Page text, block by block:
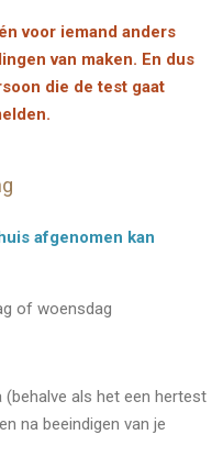
voor iemand anders
van maken. En dus
die de test gaat
afgenomen kan
of woensdag
(behalve als het een hertest
na beeindigen van je